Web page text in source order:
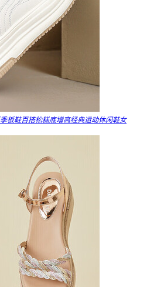
板鞋百搭松糕底增高经典运动休闲鞋女